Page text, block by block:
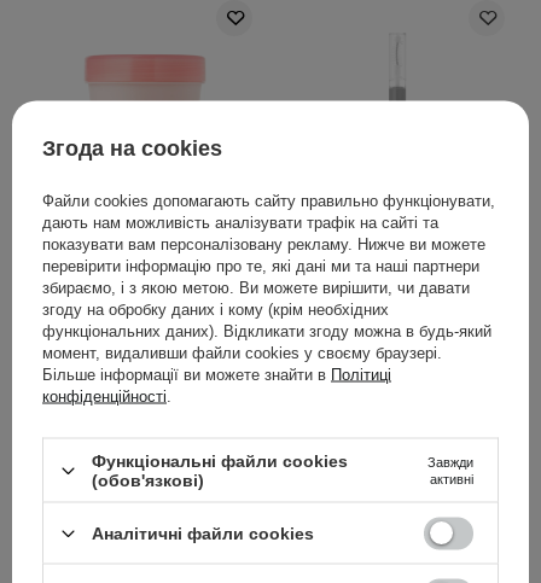
lilyeve - Repair:Turn
Gelato Hair Pack -
Зміцнювальна маска
для волосся - Bouncy
Berry - 200ml
lilyeve - Grow:Turn
Exosome Dual Lash
Serum - Подвійна
сироватка для вій - 8ml
Згода на cookies
Файли cookies допомагають сайту правильно функціонувати,
дають нам можливість аналізувати трафік на сайті та
показувати вам персоналізовану рекламу. Нижче ви можете
перевірити інформацію про те, які дані ми та наші партнери
збираємо, і з якою метою. Ви можете вирішити, чи давати
згоду на обробку даних і кому (крім необхідних
функціональних даних). Відкликати згоду можна в будь-який
момент, видаливши файли cookies у своєму браузері.
Більше інформації ви можете знайти в Політиці
конфіденційності
Функціональні файли cookies
(обов'язкові)
Завжди
активні
Аналітичні файли cookies